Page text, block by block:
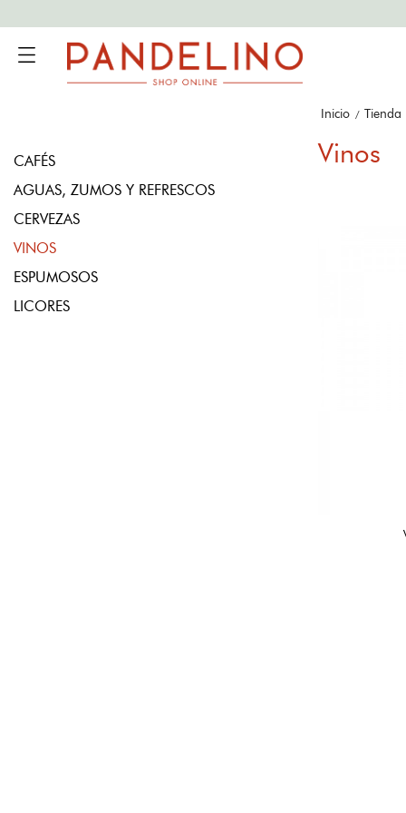
Inicio Tienda
CAFÉS
AGUAS, ZUMOS Y REFRESCOS
CERVEZAS
VINOS
ESPUMOSOS
LICORES
Vinos